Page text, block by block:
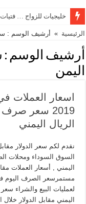
خليجيات للزواج …
الرئيسية » أرشيف الوسم :
أرشيف الوسم :
اليمن
2019 سعر
الريال اليمني
السوق السوداء ومحلات
اليمني , أسعار العملات
مستمرسعر الصرف اليوم
لعمليات البيع والشراء
اليمني مقابل الدولار خلال